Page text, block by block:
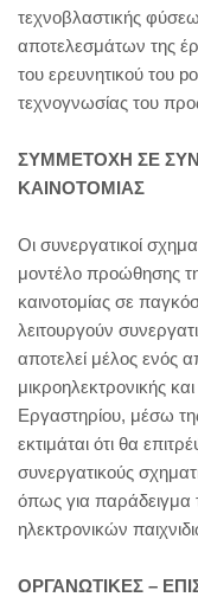
τεχνοβλαστικής
αποτελεσμάτων της
του ερευνητικού του
τεχνογνωσίας του
ΣΥΜΜΕΤΟΧΗ ΣΕ
ΚΑΙΝΟΤΟΜΙΑΣ
Οι συνεργατικοί
μοντέλο προώθησης
καινοτομίας σε
λειτουργούν
αποτελεί μέλος ενός
μικροηλεκτρονικής
Εργαστηρίου, μέσω
εκτιμάται ότι θα
συνεργατικούς
όπως για παράδειγμα
ηλεκτρονικών
ΟΡΓΑΝΩΤΙΚΕΣ –